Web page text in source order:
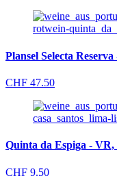
Plansel Selecta
CHF 47.50
Quinta da Espiga - VR,
CHF 9.50